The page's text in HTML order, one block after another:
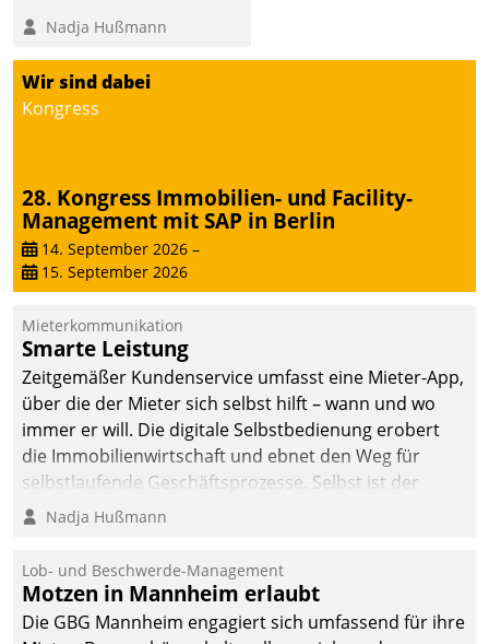
digitalen Cockpit, das
situationsbezogen
passende Fragen und
Schlagworte auswirft.
dem externen
Serviceteam, Anrufe von
Mietenden zügiger und
effizienter zu bearbeiten.
Nadja Hußmann
Wir sind dabei
Kongress
28. Kongress Immobilien- und Facility-
Management mit SAP in Berlin
14. September 2026 –
15. September 2026
Mieterkommunikation
Smarte Leistung
Zeitgemäßer Kundenservice umfasst eine Mieter-App,
über die der Mieter sich selbst hilft – wann und wo
immer er will. Die digitale Selbstbedienung erobert
die Immobilienwirtschaft und ebnet den Weg für
selbstlaufende Geschäftsprozesse. Selbst ist der
Kunde und smart der Serviceanbieter.
Nadja Hußmann
Lob- und Beschwerde-Management
Motzen in Mannheim erlaubt
Die GBG Mannheim engagiert sich umfassend für ihre